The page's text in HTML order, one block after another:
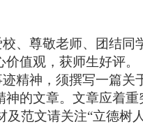
、尊敬老师、团结同
值观，获师生好评。
精神，须撰写一篇关
的文章。文章应着
及范文请关注“立德树